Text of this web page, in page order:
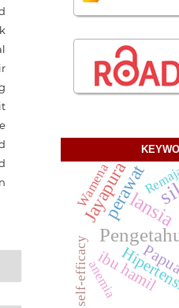
lansia
Jayapura
perawat
ibu hamil
anemia
Wamena
self-efficacy